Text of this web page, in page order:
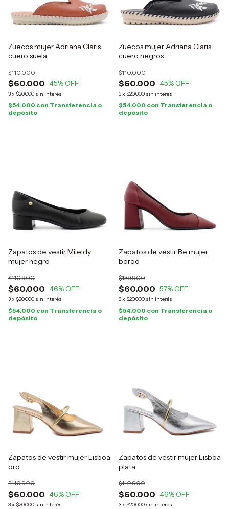
Zuecos mujer Adriana Claris
cuero suela
$60.000
$110.000
45% OFF
3x $20.000 sin interés
$54.000 con Transferencia o
depósito
Zuecos mujer Adriana Claris
cuero negros
$60.000
$110.000
45% OFF
3x $20.000 sin interés
$54.000 con Transferencia o
depósito
Zapatos de vestir Mileidy
mujer negro
$60.000
$110.900
46% OFF
3x $20.000 sin interés
$54.000 con Transferencia o
depósito
Zapatos de vestir Be mujer
bordo
$60.000
$139.900
57% OFF
3x $20.000 sin interés
$54.000 con Transferencia o
depósito
Zapatos de vestir mujer Lisboa
oro
$60.000
$110.900
46% OFF
3x $20.000 sin interés
Zapatos de vestir mujer Lisboa
plata
$60.000
$110.900
46% OFF
3x $20.000 sin interés